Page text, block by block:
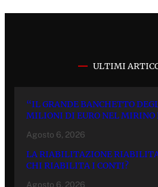
ULTIMI
“IL GRANDE BANCHETTO
MILIONI DI EURO NEL MIRINO
Agosto 6, 2026
LA RIABILITAZIONE
CHI RIABILITA I CONTI?
Agosto 6, 2026